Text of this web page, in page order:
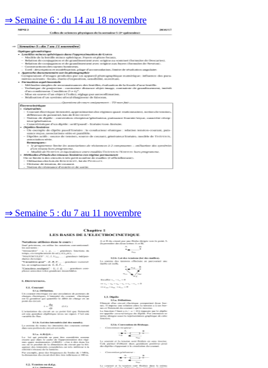
⇒ Semaine 6 : du 14 au 18 novembre
⇒ Semaine 5 : du 7 au 11 novembre